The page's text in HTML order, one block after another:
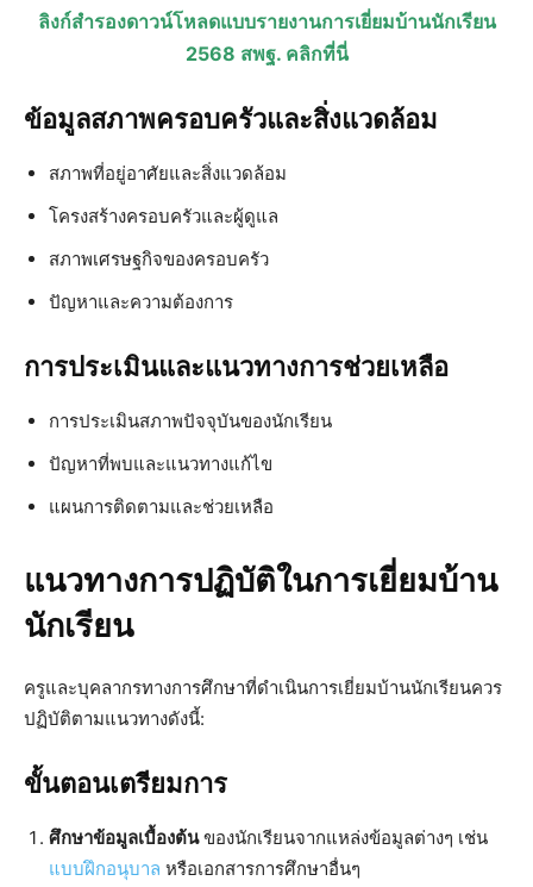
ลิงก์สำรองดาวน์โหลดแบบรายงานการเยี่ยมบ้านนักเรียน
2568 สพฐ. คลิกที่นี่
ข้อมูลสภาพครอบครัวและสิ่งแวดล้อม
สภาพที่อยู่อาศัยและสิ่งแวดล้อม
โครงสร้างครอบครัวและผู้ดูแล
สภาพเศรษฐกิจของครอบครัว
ปัญหาและความต้องการ
การประเมินและแนวทางการช่วยเหลือ
การประเมินสภาพปัจจุบันของนักเรียน
ปัญหาที่พบและแนวทางแก้ไข
แผนการติดตามและช่วยเหลือ
แนวทางการปฏิบัติในการเยี่ยมบ้าน
นักเรียน
ครูและบุคลากรทางการศึกษาที่ดำเนินการเยี่ยมบ้านนักเรียนควร
ปฏิบัติตามแนวทางดังนี้:
ขั้นตอนเตรียมการ
ศึกษาข้อมูลเบื้องต้นของนักเรียนจากแหล่งข้อมูลต่างๆ เช่น
แบบฝึกอนุบาล หรือเอกสารการศึกษาอื่นๆ